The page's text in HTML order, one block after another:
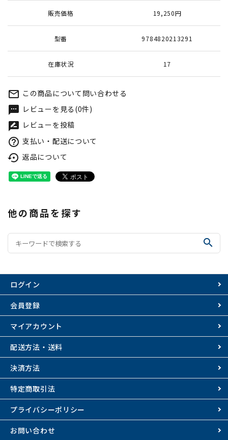
販売価格 19,250円
型番 9784820213291
在庫状況 17
mail_outline この商品について問い合わせる
textsms レビューを見る(0件)
rate_review レビューを投稿
help_outline 支払い・配送について
settings_backup_restore 返品について
他の商品を探す
search
ログイン
会員登録
マイアカウント
配送方法・送料
決済方法
特定商取引法
プライバシーポリシー
お問い合わせ